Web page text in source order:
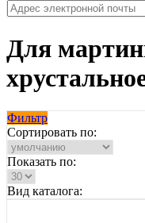
Для
Фильтр
Сортировать по:
Показать по:
Вид каталога: